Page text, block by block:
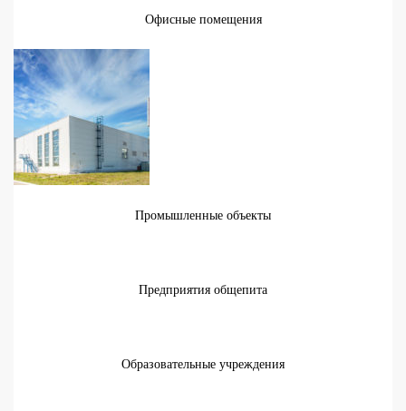
Офисные помещения
Промышленные объекты
Предприятия общепита
Образовательные учреждения